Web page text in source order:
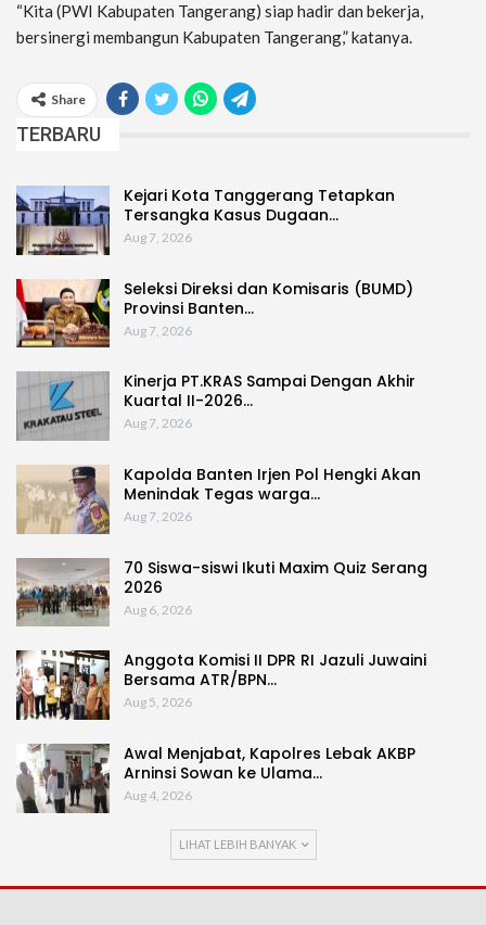
“Kita (PWI Kabupaten Tangerang) siap hadir dan bekerja,
bersinergi membangun Kabupaten Tangerang,” katanya.
Share
TERBARU
Kejari Kota Tanggerang Tetapkan
Tersangka Kasus Dugaan…
Aug 7, 2026
Seleksi Direksi dan Komisaris (BUMD)
Provinsi Banten…
Aug 7, 2026
Kinerja PT.KRAS Sampai Dengan Akhir
Kuartal II-2026…
Aug 7, 2026
Kapolda Banten Irjen Pol Hengki Akan
Menindak Tegas warga…
Aug 7, 2026
70 Siswa-siswi Ikuti Maxim Quiz Serang
2026
Aug 6, 2026
Anggota Komisi II DPR RI Jazuli Juwaini
Bersama ATR/BPN…
Aug 5, 2026
Awal Menjabat, Kapolres Lebak AKBP
Arninsi Sowan ke Ulama…
Aug 4, 2026
LIHAT LEBIH BANYAK